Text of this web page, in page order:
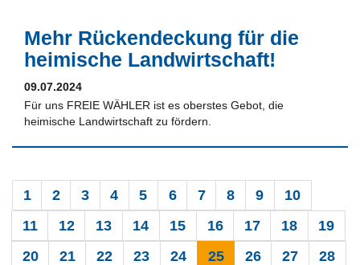
Mehr Rückendeckung für die
heimische Landwirtschaft!
09.07.2024
Für uns FREIE WÄHLER ist es oberstes Gebot, die
heimische Landwirtschaft zu fördern.
1 2 3 4 5 6 7 8 9
10
11
12 13 14 15 16 17 18
19
20
21 22 23 24 25 26 27
28